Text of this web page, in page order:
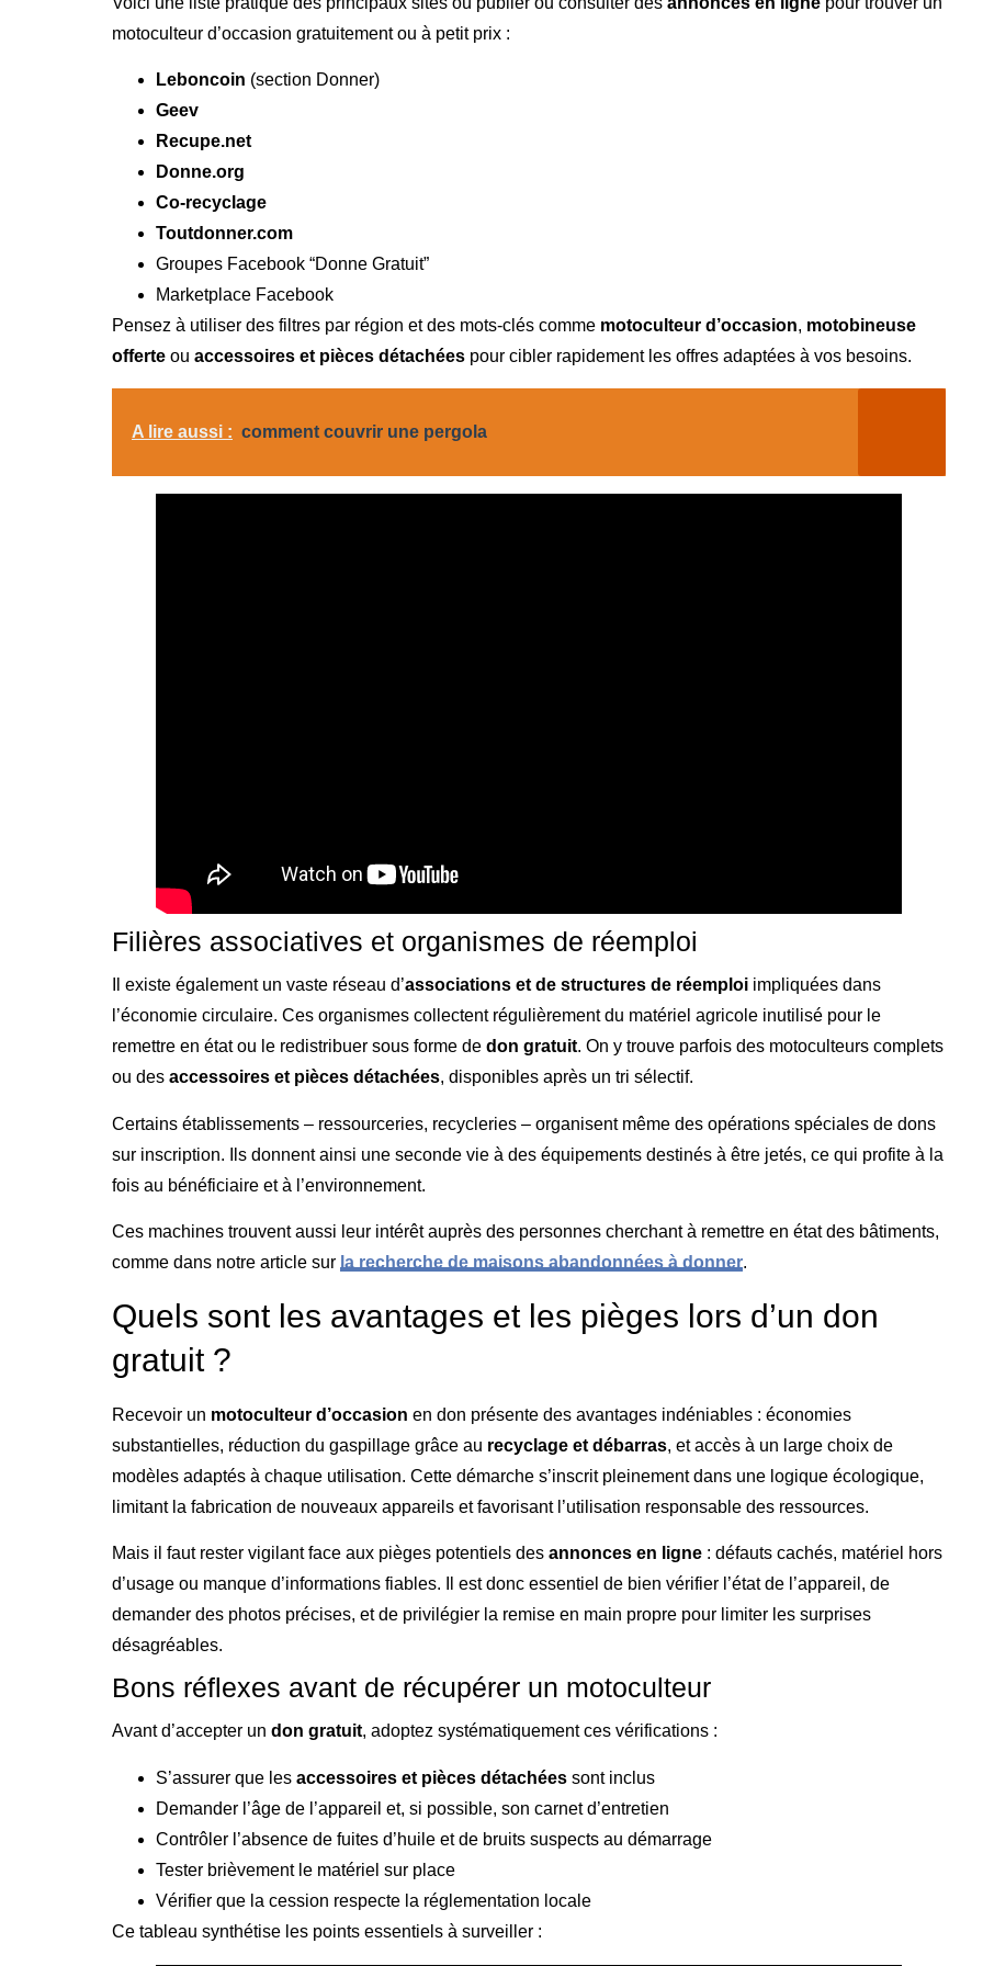
motoculteur d’occasion gratuitement ou à petit prix :
Leboncoin (section Donner)
Geev
Recupe.net
Donne.org
Co-recyclage
Toutdonner.com
Groupes Facebook “Donne Gratuit”
Marketplace Facebook
Pensez à utiliser des filtres par région et des mots-clés comme motoculteur d’occasion, motobineuse
offerte ou accessoires et pièces détachées pour cibler rapidement les offres adaptées à vos besoins.
A lire aussi : comment couvrir une pergola
Filières associatives et organismes de réemploi
Il existe également un vaste réseau d’associations et de structures de réemploi impliquées dans
l’économie circulaire. Ces organismes collectent régulièrement du matériel agricole inutilisé pour le
remettre en état ou le redistribuer sous forme de don gratuit. On y trouve parfois des motoculteurs complets
ou des accessoires et pièces détachées, disponibles après un tri sélectif.
Certains établissements – ressourceries, recycleries – organisent même des opérations spéciales de dons
sur inscription. Ils donnent ainsi une seconde vie à des équipements destinés à être jetés, ce qui profite à la
fois au bénéficiaire et à l’environnement.
Ces machines trouvent aussi leur intérêt auprès des personnes cherchant à remettre en état des bâtiments,
comme dans notre article sur la recherche de maisons abandonnées à donner.
Quels sont les avantages et les pièges lors d’un don
gratuit ?
Recevoir un motoculteur d’occasion en don présente des avantages indéniables : économies
substantielles, réduction du gaspillage grâce au recyclage et débarras, et accès à un large choix de
modèles adaptés à chaque utilisation. Cette démarche s’inscrit pleinement dans une logique écologique,
limitant la fabrication de nouveaux appareils et favorisant l’utilisation responsable des ressources.
Mais il faut rester vigilant face aux pièges potentiels des annonces en ligne : défauts cachés, matériel hors
d’usage ou manque d’informations fiables. Il est donc essentiel de bien vérifier l’état de l’appareil, de
demander des photos précises, et de privilégier la remise en main propre pour limiter les surprises
désagréables.
Bons réflexes avant de récupérer un motoculteur
Avant d’accepter un don gratuit, adoptez systématiquement ces vérifications :
S’assurer que les accessoires et pièces détachées sont inclus
Demander l’âge de l’appareil et, si possible, son carnet d’entretien
Contrôler l’absence de fuites d’huile et de bruits suspects au démarrage
Tester brièvement le matériel sur place
Vérifier que la cession respecte la réglementation locale
Ce tableau synthétise les points essentiels à surveiller :